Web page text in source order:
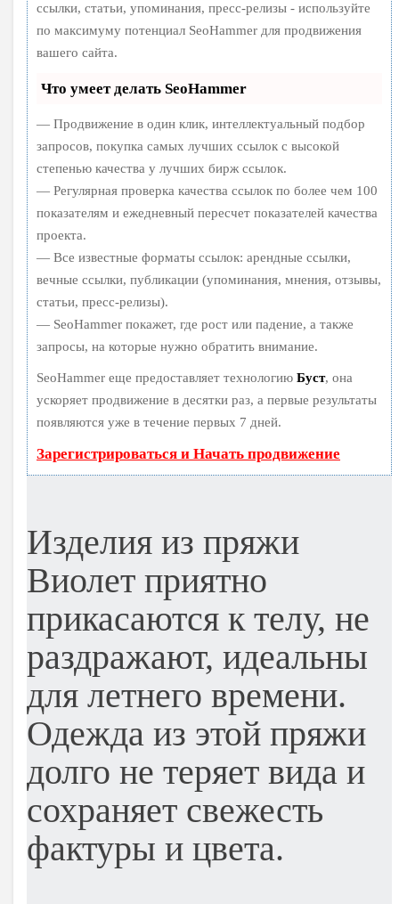
ссылки, статьи, упоминания, пресс-релизы - используйте
по максимуму потенциал SeoHammer для продвижения
вашего сайта.
Что умеет делать SeoHammer
— Продвижение в один клик, интеллектуальный подбор
запросов, покупка самых лучших ссылок с высокой
степенью качества у лучших бирж ссылок.
— Регулярная проверка качества ссылок по более чем 100
показателям и ежедневный пересчет показателей качества
проекта.
— Все известные форматы ссылок: арендные ссылки,
вечные ссылки, публикации (упоминания, мнения, отзывы,
статьи, пресс-релизы).
— SeoHammer покажет, где рост или падение, а также
запросы, на которые нужно обратить внимание.
SeoHammer еще предоставляет технологию Буст, она
ускоряет продвижение в десятки раз, а первые результаты
появляются уже в течение первых 7 дней.
Зарегистрироваться и Начать продвижение
Изделия из пряжи
Виолет приятно
прикасаются к телу, не
раздражают, идеальны
для летнего времени.
Одежда из этой пряжи
долго не теряет вида и
сохраняет свежесть
фактуры и цвета.